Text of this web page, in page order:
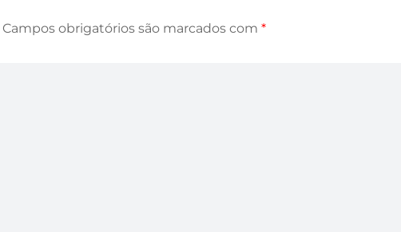
Campos obrigatórios são marcados com *